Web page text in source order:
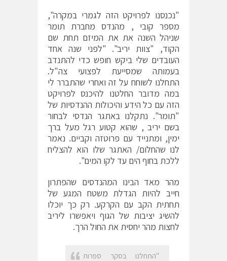
"נכנסנו לפרויקט הזה לגמרי במקרה",
מספר קובי , מהנדס מחברת תומר
שניהל השנה את את המיזם תחת שם
הקוד, "צוות יריב". "לפני שנה אחד
העובדים שלי ביקש חופש כדי להתנדב
בעמותה שמסייעת לפצועי צה"ל.
התחלנו לשוחח על זה ואחרי שהתברר לי
במה מדובר החלטנו להיכנס לפרויקט
הזה עם כל הידע והיכולות ההנדסיות של
"תומר". נתקלנו באתגר הנדסי לבחור
בשם יריב , שהוא קטוע רגל מעל ברך
ימין, ומתנייד עם פרוטזה וקביים. נאמר
לנו שהחלום/ האתגר שלו הוא להצליח
ללכת בחוף הים עד לקו המים".
מהר מאד הבינו המהנדסים שהפתרון
חייב להיות הגדלת משטח המגע של
תחתית הקב עם הקרקע. רק כך יוכלו
להשיג יציבות של הגוף ויאפשרו ליריב
לחצות מהר יחסית את החול הרך.
"התחלנו בסקר ספרות